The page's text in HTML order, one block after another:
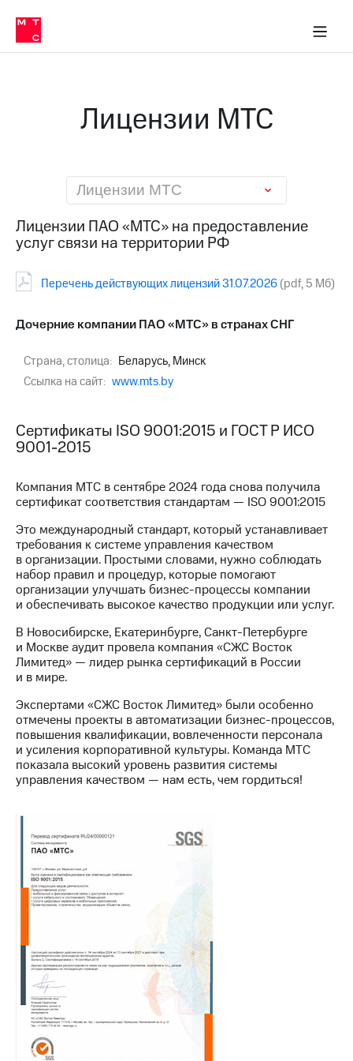
Медиа-центр
и акционерам
Устойчивое развитие
Комплаенс и деловая этика
компании
Карьера
в МТС
Руководство
Правовая
Контакты
Медиа-центр
МТС
Достижения
Интервью
Финансовая
отчетность
Контакты
Новости
в
регионе
Корпоративное
управление
Корпоративный
Раскрытие
информации
Информация
акционерам
Документы
ПАО
акционеров
Личный
акционера
Акционерный
капитал
аудит
Рынок
Программа
в МТС
МТС
о технологиях
Лицензии МТС
Лицензии МТС
Лицензии ПАО «МТС» на предоставление
услуг связи на территории РФ
Перечень действующих лицензий 31.07.2026(pdf, 5 Mб)
Дочерние компании ПАО «МТС» в странах СНГ
Страна, столица: Беларусь, Минск
Ссылка на сайт: www.mts.by
Сертификаты ISO 9001:2015 и ГОСТ Р ИСО
9001-2015
Компания МТС в сентябре 2024 года снова получила
сертификат соответствия стандартам — ISO 9001:2015
Это международный стандарт, который устанавливает
требования к системе управления качеством
в организации. Простыми словами, нужно соблюдать
набор правил и процедур, которые помогают
организации улучшать бизнес-процессы компании
и обеспечивать высокое качество продукции или услуг.
В Новосибирске, Екатеринбурге, Санкт-Петербурге
и Москве аудит провела компания «СЖС Восток
Лимитед» — лидер рынка сертификаций в России
и в мире.
Экспертами «СЖС Восток Лимитед» были особенно
отмечены проекты в автоматизации бизнес-процессов,
повышения квалификации, вовлеченности персонала
и усиления корпоративной культуры. Команда МТС
показала высокий уровень развития системы
управления качеством — нам есть, чем гордиться!